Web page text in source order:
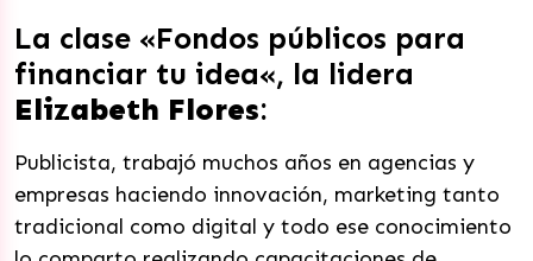
La clase «Fondos públicos para
financiar tu idea«, la lidera
Elizabeth Flores:
Publicista, trabajó muchos años en agencias y
empresas haciendo innovación, marketing tanto
tradicional como digital y todo ese conocimiento